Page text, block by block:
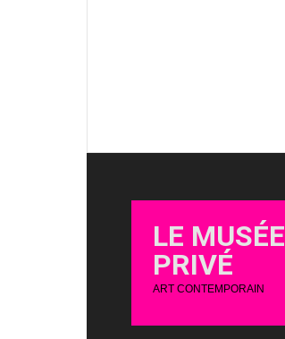
LE MUSÉE
PRIVÉ
ART CONTEMPORAIN